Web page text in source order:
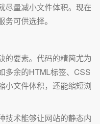
尽量减小文件体积。现在
可供选择。
的要素。代码的精简尤为
多余的HTML标签、CSS
小文件体积，还能缩短浏
技术能够让网站的静态内